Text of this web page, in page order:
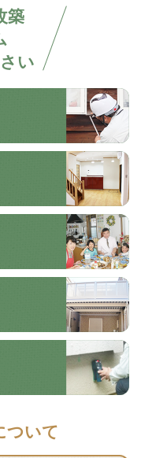
築
い
ついて